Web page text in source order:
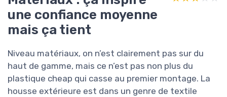
une confiance moyenne
mais ça tient
Niveau matériaux, on n’est clairement pas sur du
haut de gamme, mais ce n’est pas non plus du
plastique cheap qui casse au premier montage. La
housse extérieure est dans un genre de textile